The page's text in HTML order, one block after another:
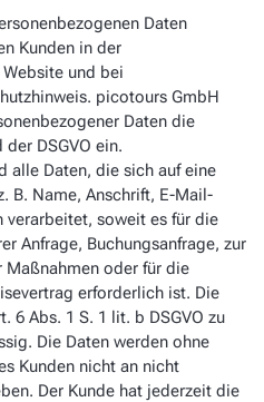
Daten
Kunden in der
und bei
picotours GmbH
Daten die
DSGVO ein.
alle Daten, die sich auf eine
B. Name, Anschrift, E-Mail-
verarbeitet, soweit es für die
Anfrage, Buchungsanfrage, zur
Maßnahmen oder für die
erforderlich ist. Die
6 Abs. 1 S. 1 lit. b DSGVO zu
Die Daten werden ohne
Kunden nicht an nicht
Der Kunde hat jederzeit die